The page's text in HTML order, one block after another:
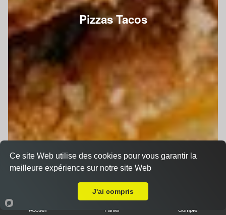
Pizzas Tacos
Accueil Panier Compte
Ce site Web utilise des cookies pour vous garantir la
meilleure expérience sur notre site Web
J'ai compris